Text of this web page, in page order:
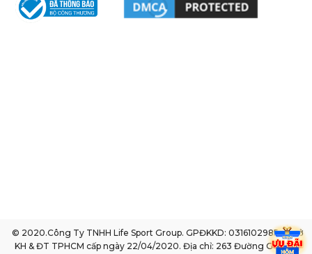
© 2020.Công Ty TNHH Life Sport Group. GPĐKKD: 0316102985 do sở
KH & ĐT TPHCM cấp ngày 22/04/2020. Địa chỉ: 263 Đường Gò Dầu,